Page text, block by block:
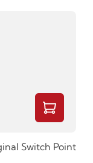
Switch Point